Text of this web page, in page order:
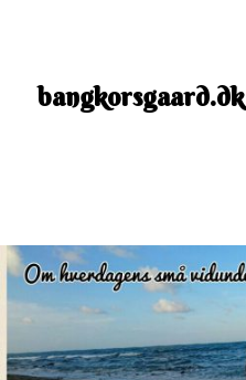
indholdbangkorsgaard.dk